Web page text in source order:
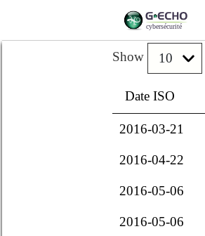
Show
Date ISO
2016-03-21
2016-04-22
2016-05-06
2016-05-06